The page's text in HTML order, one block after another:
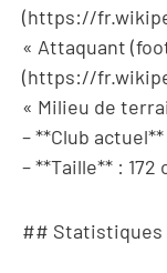
(https://
« Attaquant
(https://
« Milieu de
– **Club actuel**
– **Taille** : 172
## Statistiques